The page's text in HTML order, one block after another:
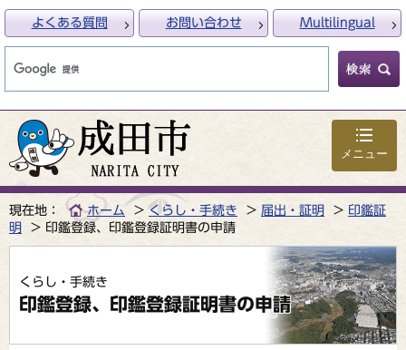
メニュー
よくある質問 お問い合わせ Multilingual
現在地： ホーム くらし・手続き 届出・証明
印鑑証
明
印鑑登録、印鑑登録証明書の申請
くらし・手続き
印鑑登録、印鑑登録証明書の申請